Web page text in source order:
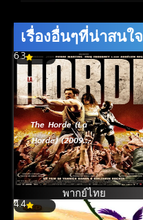
เรื่องอื่นๆที่น่าสนใจ
6.3
The Horde (La
Horde) (2009)
ฝ่านรก โขยง
ซอมบี้
พากย์ไทย
4.4